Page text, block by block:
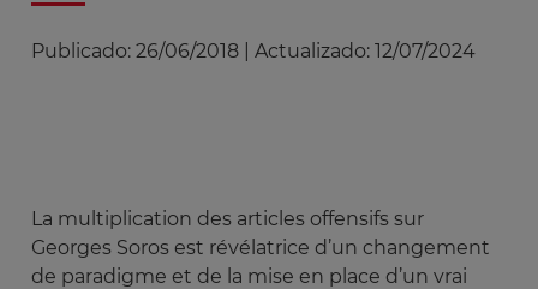
Publicado: 26/06/2018 Actualizado: 12/07/2024
La multiplication des articles offensifs sur
Georges Soros est révélatrice d’un changement
de paradigme et de la mise en place d’un vrai